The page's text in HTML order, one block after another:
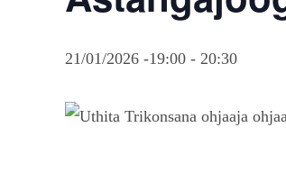
21/01/2026 -19:00 - 20:30